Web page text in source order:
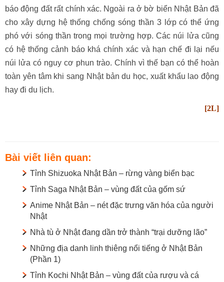
báo động đất rất chính xác. Ngoài ra ở bờ biển Nhật Bản đã
cho xây dựng hệ thống chống sóng thần 3 lớp có thể ứng
phó với sóng thần trong mọi trường hợp. Các núi lửa cũng
có hệ thống cảnh báo khá chính xác và hạn chế đi lại nếu
núi lửa có nguy cơ phun trào. Chính vì thế bạn có thể hoàn
toàn yên tâm khi sang Nhật bản du học, xuất khẩu lao động
hay đi du lịch.
[2L]
Bài viết liên quan:
Tỉnh Shizuoka Nhật Bản – rừng vàng biển bạc
Tỉnh Saga Nhật Bản – vùng đất của gốm sứ
Anime Nhật Bản – nét đặc trưng văn hóa của người
Nhật
Nhà tù ở Nhật đang dần trở thành “trại dưỡng lão”
Những địa danh linh thiêng nổi tiếng ở Nhật Bản
(Phần 1)
Tỉnh Kochi Nhật Bản – vùng đất của rượu và cá